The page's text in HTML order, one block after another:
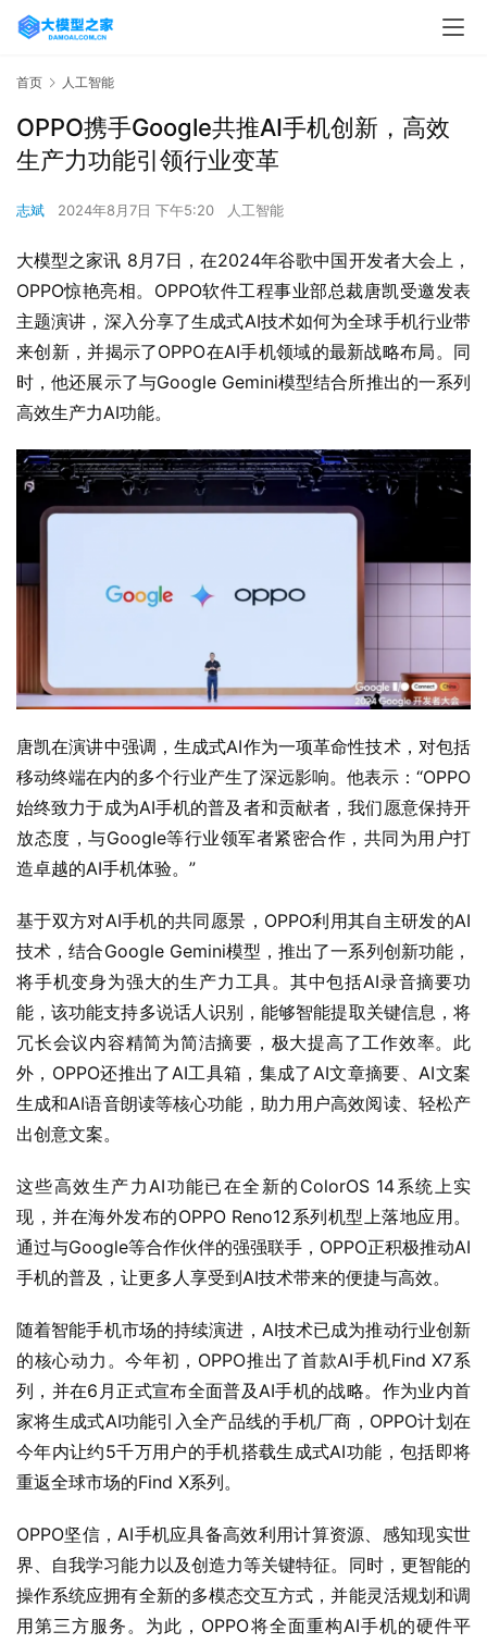
首页 人工智能
OPPO携手Google共推AI手机创新，高效
生产力功能引领行业变革
志斌 2024年8月7日 下午5:20 人工智能
大模型之家讯 8月7日，在2024年谷歌中国开发者大会上，
OPPO惊艳亮相。OPPO软件工程事业部总裁唐凯受邀发表
主题演讲，深入分享了生成式AI技术如何为全球手机行业带
来创新，并揭示了OPPO在AI手机领域的最新战略布局。同
时，他还展示了与Google Gemini模型结合所推出的一系列
高效生产力AI功能。
唐凯在演讲中强调，生成式AI作为一项革命性技术，对包括
移动终端在内的多个行业产生了深远影响。他表示：“OPPO
始终致力于成为AI手机的普及者和贡献者，我们愿意保持开
放态度，与Google等行业领军者紧密合作，共同为用户打
造卓越的AI手机体验。”
基于双方对AI手机的共同愿景，OPPO利用其自主研发的AI
技术，结合Google Gemini模型，推出了一系列创新功能，
将手机变身为强大的生产力工具。其中包括AI录音摘要功
能，该功能支持多说话人识别，能够智能提取关键信息，将
冗长会议内容精简为简洁摘要，极大提高了工作效率。此
外，OPPO还推出了AI工具箱，集成了AI文章摘要、AI文案
生成和AI语音朗读等核心功能，助力用户高效阅读、轻松产
出创意文案。
这些高效生产力AI功能已在全新的ColorOS 14系统上实
现，并在海外发布的OPPO Reno12系列机型上落地应用。
通过与Google等合作伙伴的强强联手，OPPO正积极推动AI
手机的普及，让更多人享受到AI技术带来的便捷与高效。
随着智能手机市场的持续演进，AI技术已成为推动行业创新
的核心动力。今年初，OPPO推出了首款AI手机Find X7系
列，并在6月正式宣布全面普及AI手机的战略。作为业内首
家将生成式AI功能引入全产品线的手机厂商，OPPO计划在
今年内让约5千万用户的手机搭载生成式AI功能，包括即将
重返全球市场的Find X系列。
OPPO坚信，AI手机应具备高效利用计算资源、感知现实世
界、自我学习能力以及创造力等关键特征。同时，更智能的
操作系统应拥有全新的多模态交互方式，并能灵活规划和调
用第三方服务。为此，OPPO将全面重构AI手机的硬件平